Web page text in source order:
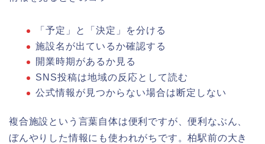
「予定」と「決定」を分ける
施設名が出ているか確認する
開業時期があるか見る
SNS投稿は地域の反応として読む
公式情報が見つからない場合は断定しない
複合施設という言葉自体は便利ですが、便利なぶん、
ぼんやりした情報にも使われがちです。柏駅前の大き